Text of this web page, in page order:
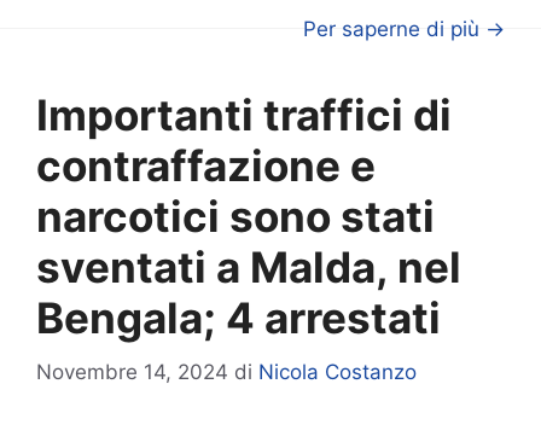
Per saperne di più →
Importanti traffici di
contraffazione e
narcotici sono stati
sventati a Malda, nel
Bengala; 4 arrestati
Novembre 14, 2024 di Nicola Costanzo